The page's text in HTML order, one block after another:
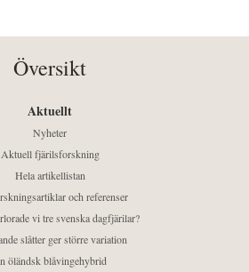
Översikt
Aktuellt
Nyheter
Aktuell fjärilsforskning
Hela artikellistan
och referenser
vi tre svenska dagfjärilar?
slåtter ger större variation
öländsk blåvingehybrid